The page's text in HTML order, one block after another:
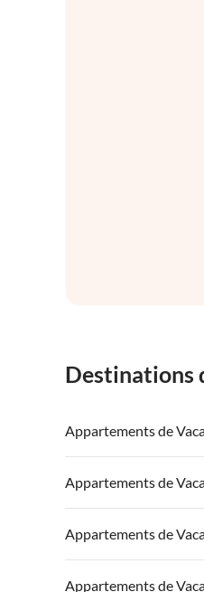
Destinations
Appartements de
Appartements de
Appartements de
Appartements de
Appartements de
Appartements de
Appartements de
Appartements de
Appartements de
Appartements de